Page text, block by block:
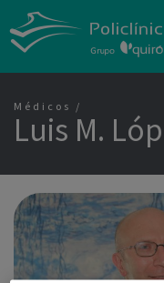
Médicos
Luis M.